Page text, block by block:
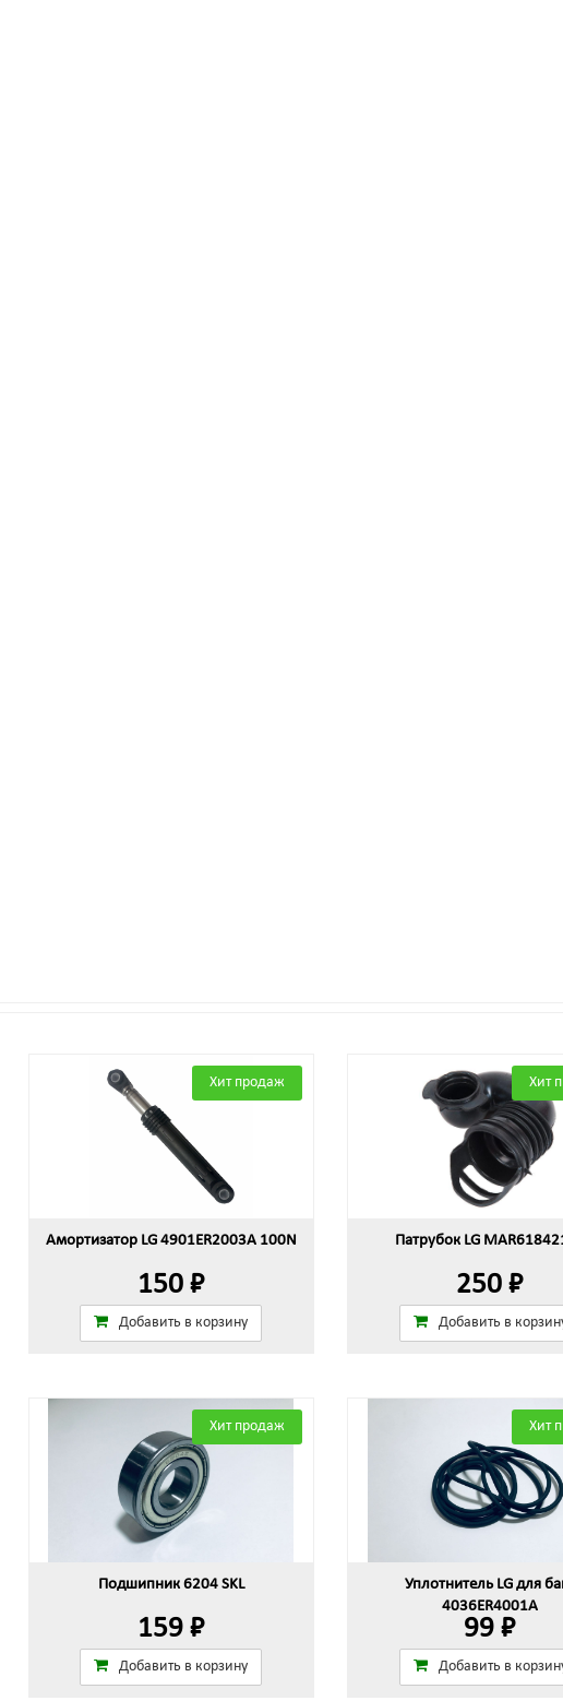
Хит продаж
Амортизатор LG 4901ER2003A 100N
150 ₽
Добавить в корзину
Хит
Патрубок LG
250 ₽
Добавить в
Хит продаж
Подшипник 6204 SKL
159 ₽
Добавить в корзину
Хит
Уплотнитель LG для
4036ER4001A
99 ₽
Добавить в